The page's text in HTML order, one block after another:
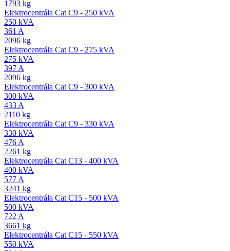
1793 kg
Elektrocentrála Cat C9 - 250 kVA
250 kVA
361 A
2096 kg
Elektrocentrála Cat C9 - 275 kVA
275 kVA
397 A
2096 kg
Elektrocentrála Cat C9 - 300 kVA
300 kVA
433 A
2110 kg
Elektrocentrála Cat C9 - 330 kVA
330 kVA
476 A
2261 kg
Elektrocentrála Cat C13 - 400 kVA
400 kVA
577 A
3241 kg
Elektrocentrála Cat C15 - 500 kVA
500 kVA
722 A
3661 kg
Elektrocentrála Cat C15 - 550 kVA
550 kVA